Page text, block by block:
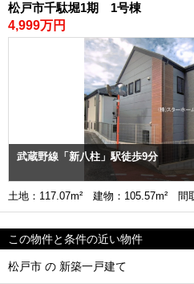
松戸市千駄堀1期 1号棟
4,999万円
武蔵野線「新八柱」駅徒歩9分
土地：117.07m² 建物：105.57m² 間
この物件と条件の近い物件
松戸市 の 新築一戸建て